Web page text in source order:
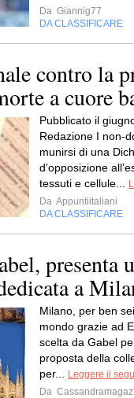
Da Giannig77
DA CLASSIFICARE
contro la
a cuore
Pubblicato il
Redazione I non-
munirsi di una
d’opposizione
tessuti e cellule...
Da Appuntiitaliani
DA CLASSIFICARE
presenta
a
Milano, per ben
mondo grazie ad
scelta da Gabel
proposta della
per...
Leggere il
Da